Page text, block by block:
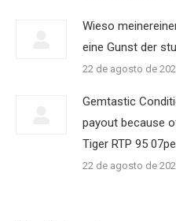
Wieso
eine Gunst der
22 de agosto de
Gemtastic
payout because
Tiger RTP 95
22 de agosto de